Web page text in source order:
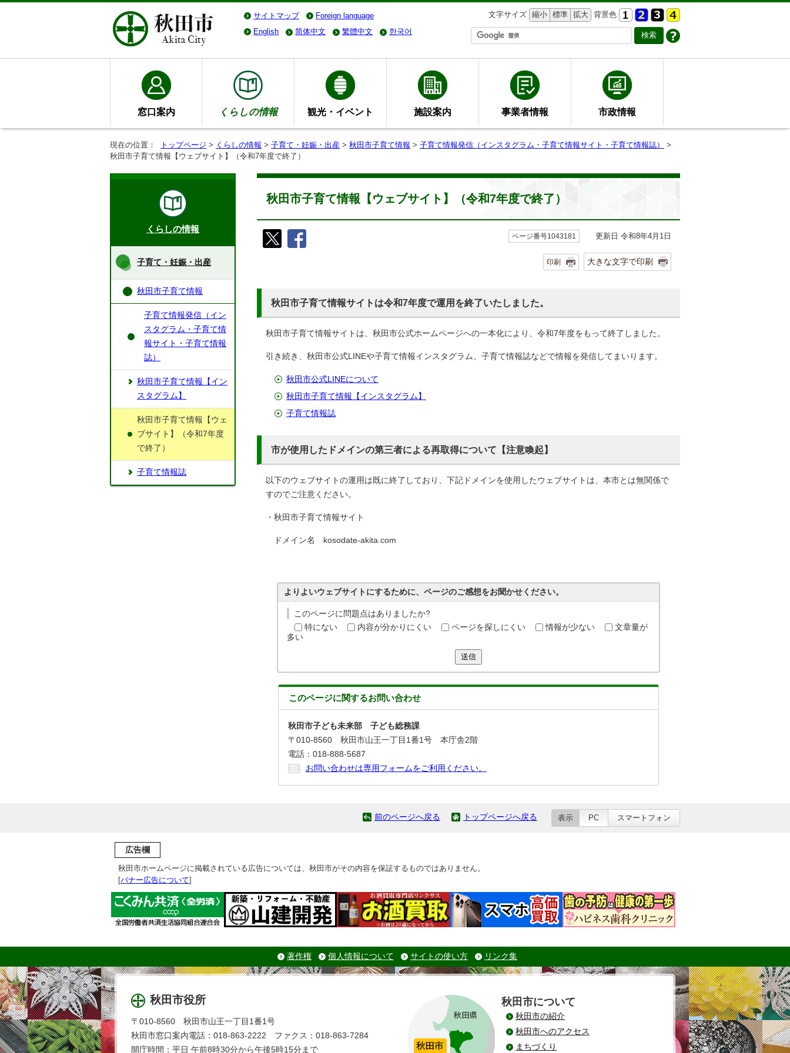
サイトマップ Foreign language 文字サイズ 縮小 標準 拡大 背景色
English
简体中文 繁體中文 한국어
窓口案内 くらしの情報 観光・イベント 施設案内 事業者情報 市政情報
現在の位置： トップページ > くらしの情報 > 子育て・妊娠・出産 > 秋田市子育て情報 > 子育て情報発信（インスタグラム・子育て情報サイト・子育て情報誌）
>
秋田市子育て情報【ウェブサイト】（令和7年度で終了）
秋田市子育て情報【ウェブサイト】（令和7年度で終了）
ページ番号1043181 更新日 令和8年4月1日
印刷 大きな文字で印刷
秋田市子育て情報サイトは令和7年度で運用を終了いたしました。
秋田市子育て情報サイトは、秋田市公式ホームページへの一本化により、令和7年度をもって終了しました。
引き続き、秋田市公式LINEや子育て情報インスタグラム、子育て情報誌などで情報を発信してまいります。
秋田市公式LINEについて
秋田市子育て情報【インスタグラム】
子育て情報誌
市が使用したドメインの第三者による再取得について【注意喚起】
以下のウェブサイトの運用は既に終了しており、下記ドメインを使用したウェブサイトは、本市とは無関係で
すのでご注意ください。
・秋田市子育て情報サイト
ドメイン名 kosodate-akita.com
よりよいウェブサイトにするために、ページのご感想をお聞かせください。
このページに問題点はありましたか?
特にない
内容が分かりにくい ページを探しにくい 情報が少ない
文章量が
多い
送信
このページに関するお問い合わせ
秋田市子ども未来部 子ども総務課
〒010-8560 秋田市山王一丁目1番1号 本庁舎2階
電話：018-888-5687
お問い合わせは専用フォームをご利用ください。
くらしの情報
子育て・妊娠・出産
秋田市子育て情報
子育て情報発信（イン
スタグラム・子育て情
報サイト・子育て情報
誌）
秋田市子育て情報【イン
スタグラム】
秋田市子育て情報【ウェ
ブサイト】（令和7年度
で終了）
子育て情報誌
前のページへ戻る トップページへ戻る 表示 PC スマートフォン
広告欄
秋田市ホームページに掲載されている広告については、秋田市がその内容を保証するものではありません。
[バナー広告について]
著作権 個人情報について サイトの使い方 リンク集
秋田市役所
〒010-8560 秋田市山王一丁目1番1号
秋田市窓口案内電話：018-863-2222 ファクス：018-863-7284
開庁時間：平日 午前8時30分から午後5時15分まで
秋田市について
秋田市の紹介
秋田市へのアクセス
まちづくり